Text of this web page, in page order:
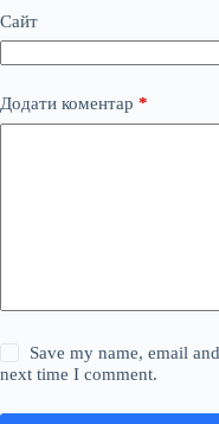
Сайт
Додати коментар *
Save my name, email
next time I comment.